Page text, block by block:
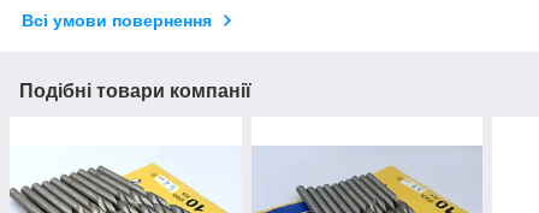
Всі умови повернення
Подібні товари компанії